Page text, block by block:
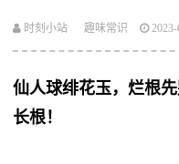
时刻小站 趣味常识
仙人球绯花玉，烂根
长根！